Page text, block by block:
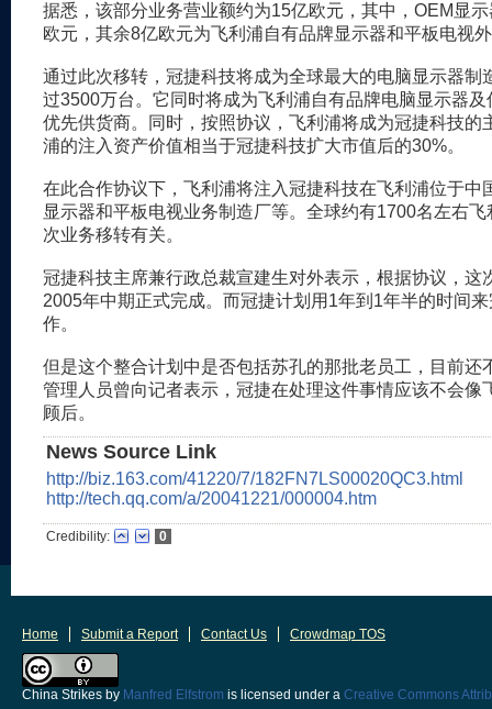
据悉，该部分业务营业额约为15亿欧元，其中，OEM显
欧元，其余8亿欧元为飞利浦自有品牌显示器和平板电视
通过此次移转，冠捷科技将成为全球最大的电脑显示器制
过3500万台。它同时将成为飞利浦自有品牌电脑显示器
优先供货商。同时，按照协议，飞利浦将成为冠捷科技的
浦的注入资产价值相当于冠捷科技扩大市值后的30%。
在此合作协议下，飞利浦将注入冠捷科技在飞利浦位于中
显示器和平板电视业务制造厂等。全球约有1700名左右
次业务移转有关。
冠捷科技主席兼行政总裁宣建生对外表示，根据协议，这
2005年中期正式完成。而冠捷计划用1年到1年半的时间
作。
但是这个整合计划中是否包括苏孔的那批老员工，目前还
管理人员曾向记者表示，冠捷在处理这件事情应该不会像
顾后。
News Source Link
http://biz.163.com/41220/7/182FN7LS00020QC3.html
http://tech.qq.com/a/20041221/000004.htm
Credibility: 0
Home Submit a Report Contact Us Crowdmap TOS
China Strikes by Manfred Elfstrom is licensed under a Creative Commons